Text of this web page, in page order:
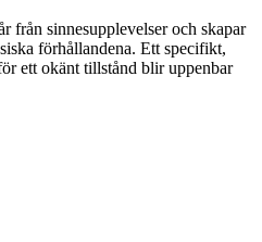
från sinnesupplevelser och skapar
förhållandena. Ett specifikt,
ett okänt tillstånd blir uppenbar